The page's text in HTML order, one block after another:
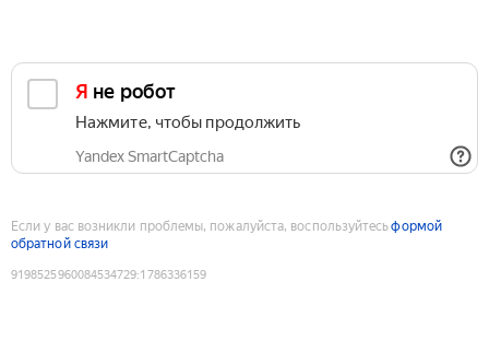
Я не робот
Нажмите, чтобы продолжить
Yandex SmartCaptcha
Если у вас возникли проблемы, пожалуйста, воспользуйтесьформой
обратной связи
9198525960084534729:1786336159